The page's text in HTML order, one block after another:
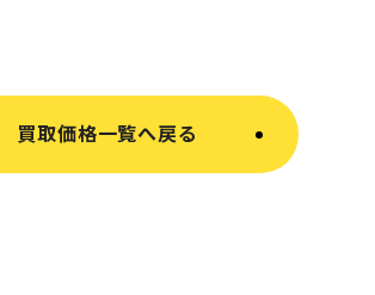
買取価格一覧へ戻る